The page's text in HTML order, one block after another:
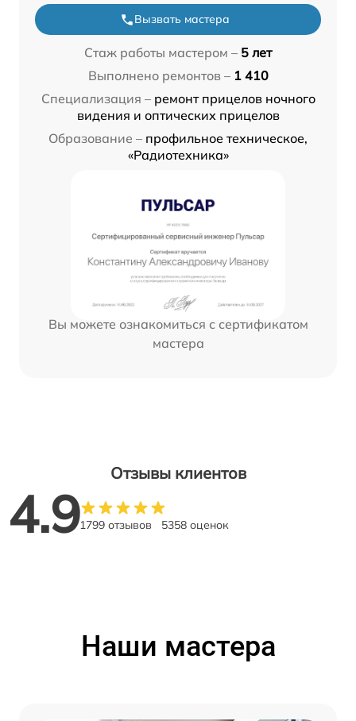
Вызвать мастера
Стаж работы мастером – 5 лет
Выполнено ремонтов – 1 410
Специализация – ремонт прицелов ночного
видения и оптических прицелов
Образование – профильное техническое,
«Радиотехника»
Вы можете ознакомиться с сертификатом
мастера
Отзывы клиентов
4.91799 отзывов 5358 оценок
Наши мастера